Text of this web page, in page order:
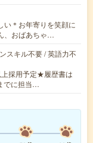
い＊お年寄りを笑顔に
、おばあちゃ…
スキル不要 / 英語力不
採用予定★履歴書は
でに担当…